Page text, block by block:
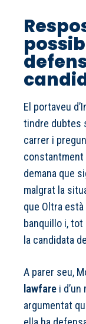
El portaveu
tindre dubtes
carrer i
constantment
demana que
malgrat la
que Oltra
banquillo i,
la candidata
A parer seu,
lawfare i
argumentat